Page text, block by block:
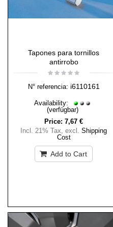
Tapones para tornillos
antirrobo
N° referencia: i6110161
Availability:
(verfügbar)
Price: 7,67 €
Incl. 21% Tax, excl. Shipping
Cost
Add to Cart